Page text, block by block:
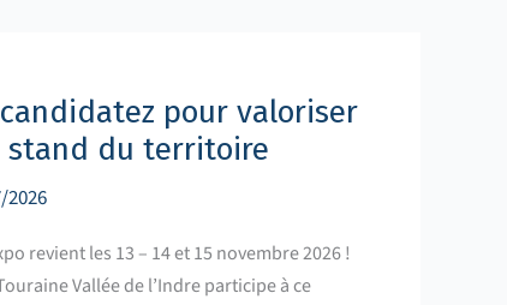
candidatez pour valoriser
stand du territoire
2026
revient les 13 – 14 et 15 novembre 2026 !
Vallée de l’Indre participe à ce